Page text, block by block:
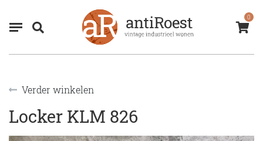
0
Verder winkelen
Locker KLM 826